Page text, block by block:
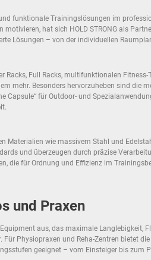
funktionale Trainingslösungen im
hat sich HOLD STRONG als
Lösungen – von der individuellen
Racks, Full Racks, multifunktionalen
mehr. Besonders hervorzuheben sind
für Outdoor- und
Materialien wie massivem Stahl und
und überzeugen durch präzise
die für Ordnung und Effizienz im
und Praxen
aus, das maximale
Physiopraxen und Reha-Zentren bietet
geeignet – vom Einsteiger bis zum